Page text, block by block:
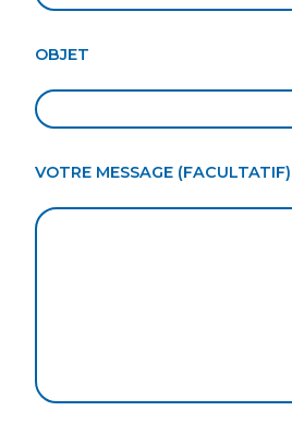
OBJET
VOTRE MESSAGE (FACULTATIF)